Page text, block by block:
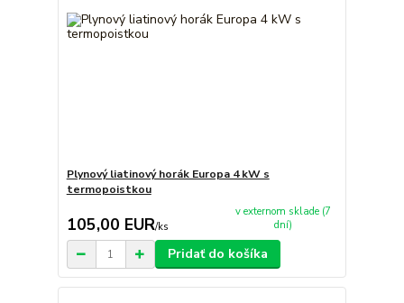
Plynový liatinový horák Europa 4 kW s
termopoistkou
105,00 EUR/ks
v externom sklade (7
dní)
Pridať do košíka